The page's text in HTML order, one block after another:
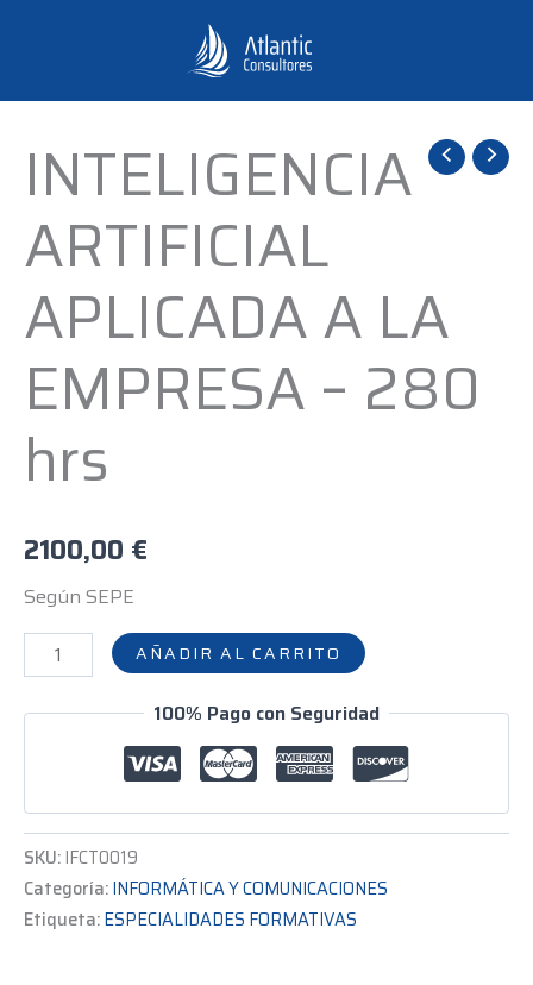
INTELIGENCIA
ARTIFICIAL
APLICADA A LA
EMPRESA – 280
hrs
2100,00 €
Según SEPE
INTELIGENCIA
ARTIFICIAL
APLICADA
A
LA
EMPRESA
280
hrs
cantidad
AÑADIR AL CARRITO
100% Pago con Seguridad
SKU: IFCT0019
Categoría:INFORMÁTICA Y COMUNICACIONES
Etiqueta:ESPECIALIDADES FORMATIVAS